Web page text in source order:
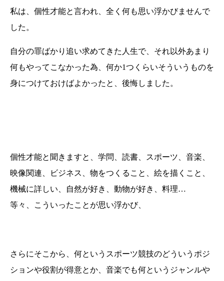
私は、個性才能と言われ、全く何も思い浮かびませんで
した。
自分の罪ばかり追い求めてきた人生で、それ以外あまり
何もやってこなかった為、何か1つくらいそういうものを
身につけておけばよかったと、後悔しました。
個性才能と聞きますと、学問、読書、スポーツ、音楽、
映像関連、ビジネス、物をつくること、絵を描くこと、
機械に詳しい、自然が好き、動物が好き、料理…
等々、こういったことが思い浮かび、
さらにそこから、何というスポーツ競技のどういうポジ
ションや役割が得意とか、音楽でも何というジャンルや